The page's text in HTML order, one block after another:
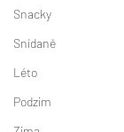
Snacky
Snídaně
Léto
Podzim